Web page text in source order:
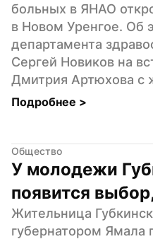
больных в ЯНАО
в Новом Уренгое. Об
департамента
Сергей Новиков на
Дмитрия Артюхова с
Подробнее >
Общество
У молодежи
появится
Жительница
губернатором Ямала